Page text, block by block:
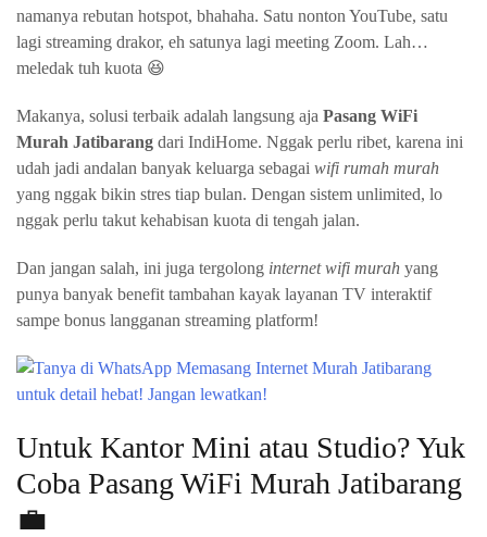
namanya rebutan hotspot, bhahaha. Satu nonton YouTube, satu
lagi streaming drakor, eh satunya lagi meeting Zoom. Lah…
meledak tuh kuota 😆
Makanya, solusi terbaik adalah langsung aja Pasang WiFi
Murah Jatibarang dari IndiHome. Nggak perlu ribet, karena ini
udah jadi andalan banyak keluarga sebagai wifi rumah murah
yang nggak bikin stres tiap bulan. Dengan sistem unlimited, lo
nggak perlu takut kehabisan kuota di tengah jalan.
Dan jangan salah, ini juga tergolong internet wifi murah yang
punya banyak benefit tambahan kayak layanan TV interaktif
sampe bonus langganan streaming platform!
Untuk Kantor Mini atau Studio? Yuk
Coba Pasang WiFi Murah Jatibarang
💼